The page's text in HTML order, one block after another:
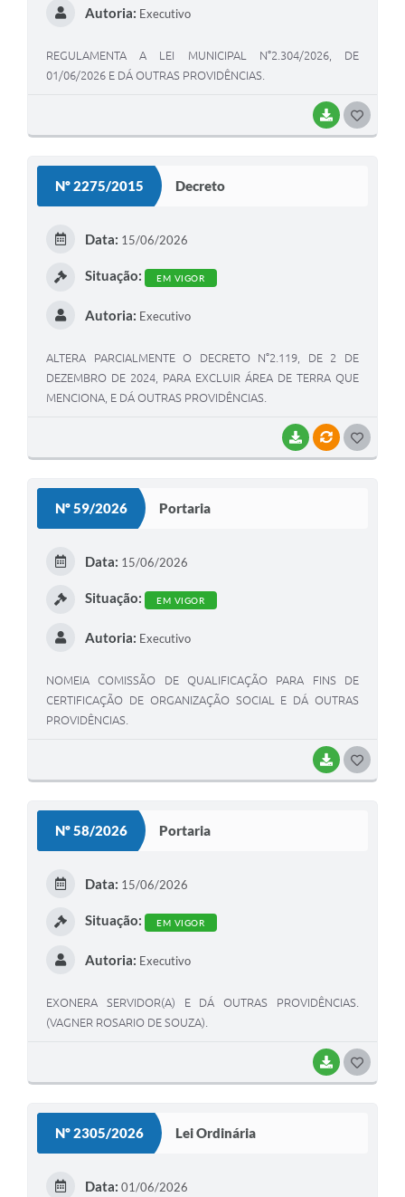
BAIXAR
Autoria: Executivo
REGULAMENTA A LEI MUNICIPAL N°2.304/2026, DE
01/06/2026 E DÁ OUTRAS PROVIDÊNCIAS.
Nº 2275/2015 Decreto
BAIXARVÍNCULOS
Data: 15/06/2026
Situação: EM VIGOR
Autoria: Executivo
ALTERA PARCIALMENTE O DECRETO N°2.119, DE 2 DE
DEZEMBRO DE 2024, PARA EXCLUIR ÁREA DE TERRA QUE
MENCIONA, E DÁ OUTRAS PROVIDÊNCIAS.
Nº 59/2026 Portaria
BAIXAR
Data: 15/06/2026
Situação: EM VIGOR
Autoria: Executivo
NOMEIA COMISSÃO DE QUALIFICAÇÃO PARA FINS DE
CERTIFICAÇÃO DE ORGANIZAÇÃO SOCIAL E DÁ OUTRAS
PROVIDÊNCIAS.
Nº 58/2026 Portaria
BAIXAR
Data: 15/06/2026
Situação: EM VIGOR
Autoria: Executivo
EXONERA SERVIDOR(A) E DÁ OUTRAS PROVIDÊNCIAS.
(VAGNER ROSARIO DE SOUZA).
Nº 2305/2026 Lei Ordinária
Data: 01/06/2026